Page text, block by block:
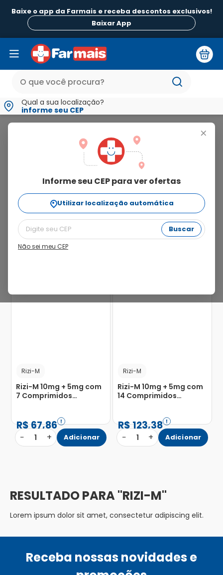
Baixe o app da Farmais e receba descontos exclusivos!
Baixar App
Qual a sua localização?
informe seu CEP
+
Informe seu CEP para ver ofertas
Utilizar localização automática
Buscar
Não sei meu CEP
rizi-
Ordenar Por
relevância
7%
Rizi-M
Rizi-M 10mg + 5mg com
7 Comprimidos
R$67,86
− 1 + Adicionar
Rizi-M
Rizi-M 10mg + 5mg com
14 Comprimidos
R$123,38
− 1 + Adicionar
RIZI-M
Lorem ipsum dolor sit amet, consectetur adipiscing elit.
Receba nossas novidades e